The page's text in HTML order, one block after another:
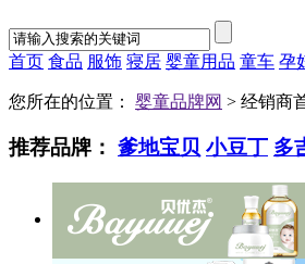
首页 食品 服饰 寝居 婴童用品 童车 孕
您所在的位置： 婴童品牌网 > 经销商
推荐品牌： 爹地宝贝 小豆丁 多